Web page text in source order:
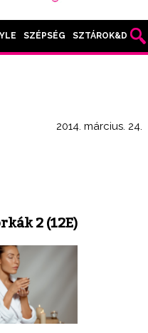
SZÉPSÉG SZTÁROK&DIVAT
2014. március. 24.
2 (12E)